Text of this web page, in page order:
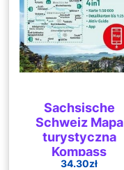
Sachsische
Schweiz Mapa
turystyczna
Kompass
34.30zł